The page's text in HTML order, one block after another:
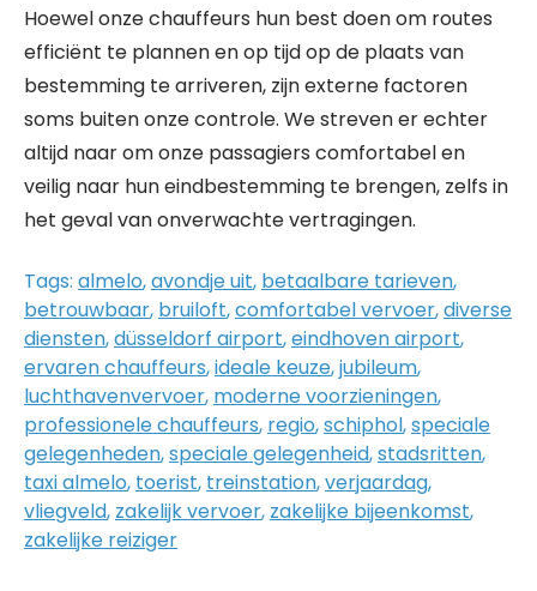
Hoewel onze chauffeurs hun best doen om routes
efficiënt te plannen en op tijd op de plaats van
bestemming te arriveren, zijn externe factoren
soms buiten onze controle. We streven er echter
altijd naar om onze passagiers comfortabel en
veilig naar hun eindbestemming te brengen, zelfs in
het geval van onverwachte vertragingen.
Tags: almelo,avondje uit, betaalbare tarieven,
betrouwbaar, bruiloft,comfortabel vervoer,diverse
diensten,düsseldorf airport,eindhoven airport,
ervaren chauffeurs,ideale keuze,jubileum,
luchthavenvervoer, moderne voorzieningen,
professionele chauffeurs, regio,schiphol,speciale
gelegenheden,speciale gelegenheid,stadsritten,
taxi almelo, toerist, treinstation,verjaardag,
vliegveld, zakelijk vervoer, zakelijke bijeenkomst,
zakelijke reiziger